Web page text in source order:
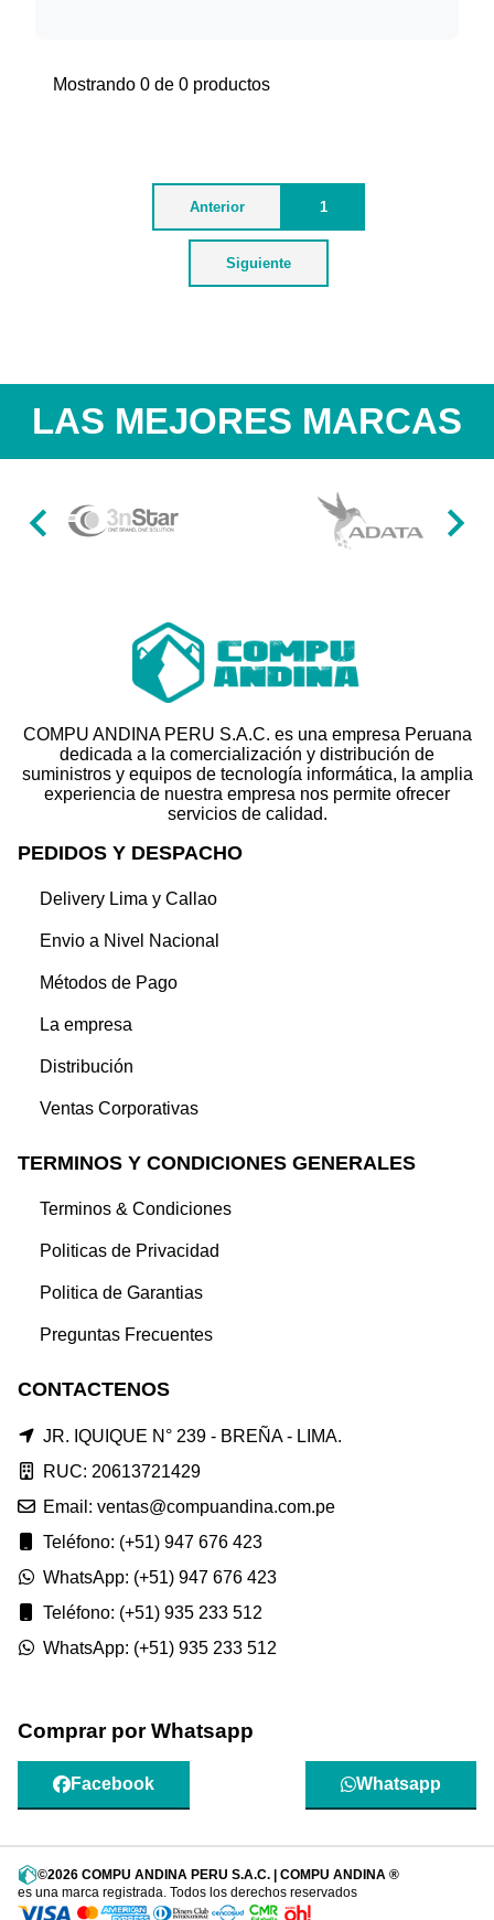
Mostrando 0 de 0 productos
Anterior 1
Siguiente
LAS MEJORES MARCAS
COMPU ANDINA PERU S.A.C. es una empresa Peruana
dedicada a la comercialización y distribución de
suministros y equipos de tecnología informática, la amplia
experiencia de nuestra empresa nos permite ofrecer
servicios de calidad.
PEDIDOS Y DESPACHO
Delivery Lima y Callao
Envio a Nivel Nacional
Métodos de Pago
La empresa
Distribución
Ventas Corporativas
TERMINOS Y CONDICIONES GENERALES
Terminos & Condiciones
Politicas de Privacidad
Politica de Garantias
Preguntas Frecuentes
CONTACTENOS
JR. IQUIQUE N° 239 - BREÑA - LIMA.
RUC: 20613721429
Email: ventas@compuandina.com.pe
Teléfono: (+51) 947 676 423
WhatsApp: (+51) 947 676 423
Teléfono: (+51) 935 233 512
WhatsApp: (+51) 935 233 512
Comprar por Whatsapp
Facebook Whatsapp
©2026 COMPU ANDINA PERU S.A.C. | COMPU ANDINA ®
es una marca registrada. Todos los derechos reservados